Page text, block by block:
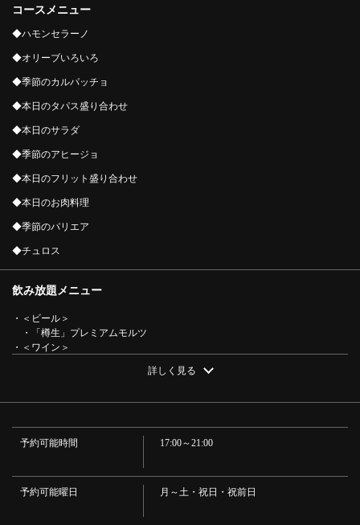
コースメニュー
◆ハモンセラーノ
◆オリーブいろいろ
◆季節のカルパッチョ
◆本日のタパス盛り合わせ
◆本日のサラダ
◆季節のアヒージョ
◆本日のフリット盛り合わせ
◆本日のお肉料理
◆季節のパリエア
◆チュロス
飲み放題メニュー
・＜ビール＞
・「樽生」プレミアムモルツ
・＜ワイン＞
・＜カクテル＞
詳しく見る
予約可能時間 17:00～21:00
予約可能曜日 月～土・祝日・祝前日
スペインバル カリエンテ
東京都文京区本郷２－３９－１０
https://cariente.owst.jp/courses/12432088